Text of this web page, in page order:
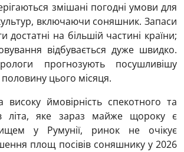
змішані погодні умови для
включаючи соняшник. Запаси
достатні на більшій частині країни;
відбувається дуже швидко.
прогнозують посушливішу
цього місяця.
ймовірність спекотного та
літа, яке зараз майже щороку є
у Румунії, ринок не очікує
площ посівів соняшнику у 2026